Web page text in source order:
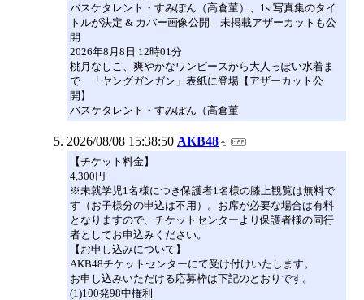
バスケタレント・すみぽん（高倉菫）、1st写真集のタイ
トルが決定 & カバー画像公開 未掲載アザーカットも公
開
2026年8月8日 12時01分
桃月なしこ、爽やかなワンピースから大人っぽい水着ま
で 「ヤングガンガン」表紙に登場【アザーカット公
開】
バスケタレント・すみぽん（高倉菫
2026/08/08 15:38:50 AKB48
【チケット料金】
4,300円
※未就学児1名様につき保護者1名様の膝上観覧は無料で
す（お子様分の申込は不用）。お席が必要な場合は有料
となりますので、チケットセンターより保護者様の同行
者としてお申込みください。
【お申し込みについて】
AKB48チケットセンターにて受け付けいたします。
お申し込みいただける応募枠は下記のとおりです。
(1)100発98中権利